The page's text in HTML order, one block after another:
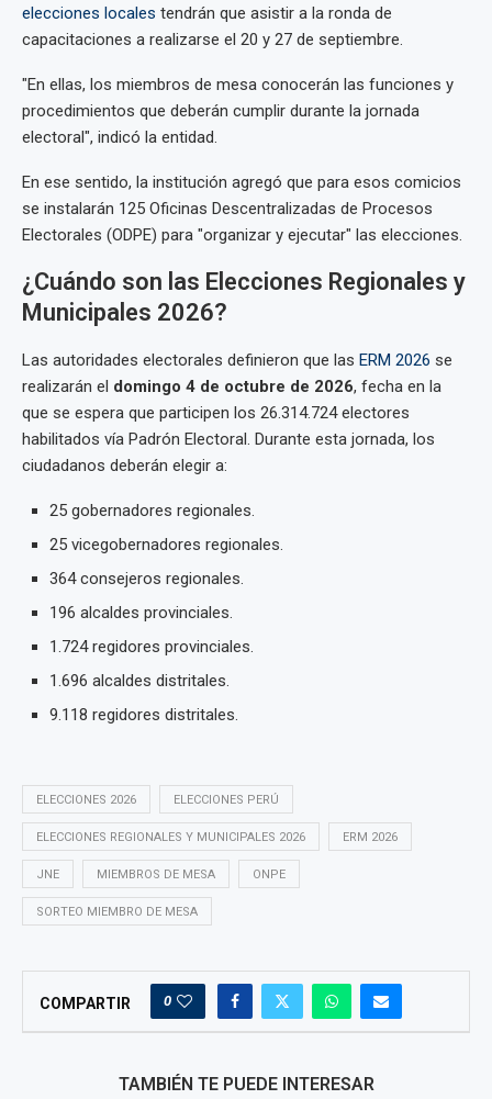
elecciones locales tendrán que asistir a la ronda de
capacitaciones a realizarse el 20 y 27 de septiembre.
"En ellas, los miembros de mesa conocerán las funciones y
procedimientos que deberán cumplir durante la jornada
electoral", indicó la entidad.
En ese sentido, la institución agregó que para esos comicios
se instalarán 125 Oficinas Descentralizadas de Procesos
Electorales (ODPE) para "organizar y ejecutar" las elecciones.
¿Cuándo son las Elecciones Regionales y
Municipales 2026?
Las autoridades electorales definieron que las ERM 2026 se
realizarán el domingo 4 de octubre de 2026, fecha en la
que se espera que participen los 26.314.724 electores
habilitados vía Padrón Electoral. Durante esta jornada, los
ciudadanos deberán elegir a:
25 gobernadores regionales.
25 vicegobernadores regionales.
364 consejeros regionales.
196 alcaldes provinciales.
1.724 regidores provinciales.
1.696 alcaldes distritales.
9.118 regidores distritales.
ELECCIONES 2026 ELECCIONES PERÚ
ELECCIONES REGIONALES Y MUNICIPALES 2026 ERM 2026
JNE MIEMBROS DE MESA ONPE
SORTEO MIEMBRO DE MESA
COMPARTIR 0
TAMBIÉN TE PUEDE INTERESAR